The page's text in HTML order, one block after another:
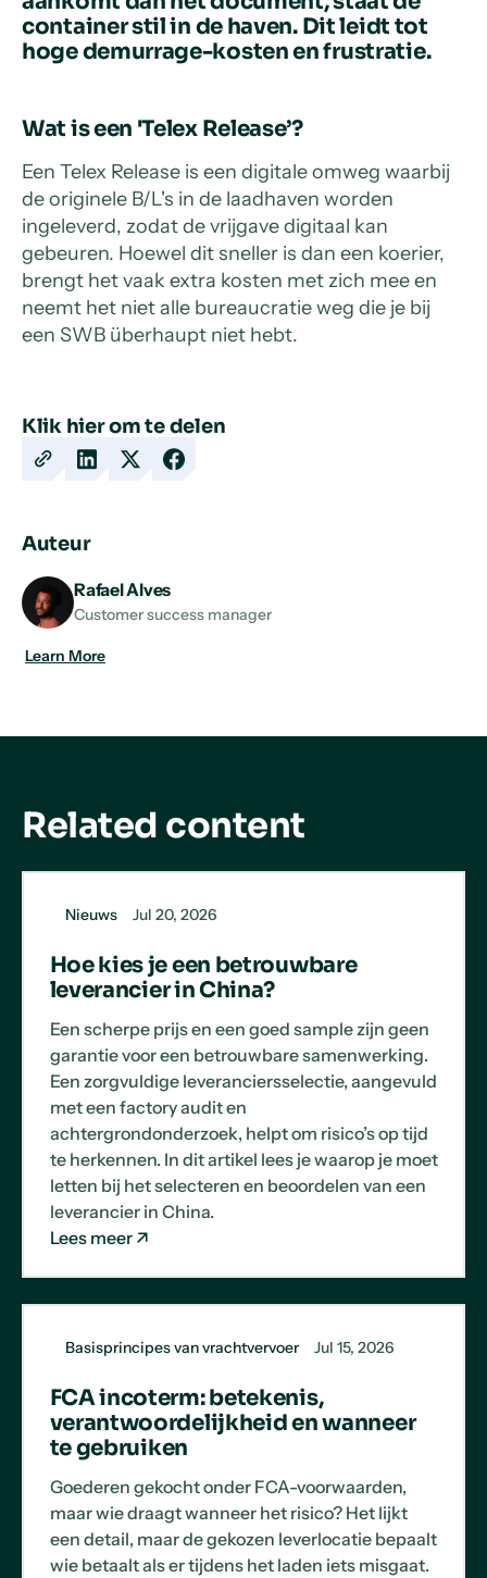
Klik hier om te delen
CopyShareShareShare
Auteur
Rafael Alves
Customer success manager
Learn More
container stil in de haven. Dit leidt tot
hoge demurrage-kosten en frustratie.
Wat is een 'Telex Release’?
Een Telex Release is een digitale omweg waarbij
de originele B/L's in de laadhaven worden
ingeleverd, zodat de vrijgave digitaal kan
gebeuren. Hoewel dit sneller is dan een koerier,
brengt het vaak extra kosten met zich mee en
neemt het niet alle bureaucratie weg die je bij
een SWB überhaupt niet hebt.
Related content
Nieuws Jul 20, 2026
Hoe kies je een betrouwbare
leverancier in China?
Een scherpe prijs en een goed sample zijn geen
garantie voor een betrouwbare samenwerking.
Een zorgvuldige leveranciersselectie, aangevuld
met een factory audit en
achtergrondonderzoek, helpt om risico’s op tijd
te herkennen. In dit artikel lees je waarop je moet
letten bij het selecteren en beoordelen van een
leverancier in China.
Lees meer
Basisprincipes van vrachtvervoer Jul 15, 2026
FCA incoterm: betekenis,
verantwoordelijkheid en wanneer
te gebruiken
Goederen gekocht onder FCA-voorwaarden,
maar wie draagt wanneer het risico? Het lijkt
een detail, maar de gekozen leverlocatie bepaalt
wie betaalt als er tijdens het laden iets misgaat.